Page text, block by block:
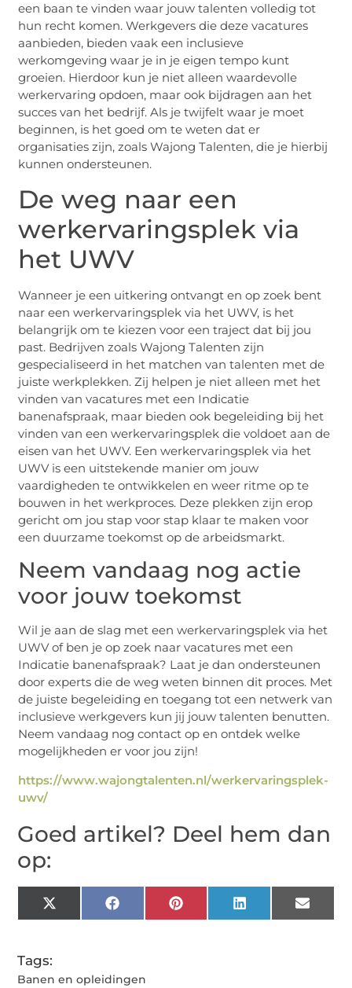
een baan te vinden waar jouw talenten volledig tot
hun recht komen. Werkgevers die deze vacatures
aanbieden, bieden vaak een inclusieve
werkomgeving waar je in je eigen tempo kunt
groeien. Hierdoor kun je niet alleen waardevolle
werkervaring opdoen, maar ook bijdragen aan het
succes van het bedrijf. Als je twijfelt waar je moet
beginnen, is het goed om te weten dat er
organisaties zijn, zoals Wajong Talenten, die je hierbij
kunnen ondersteunen.
De weg naar een
werkervaringsplek via
het UWV
Wanneer je een uitkering ontvangt en op zoek bent
naar een werkervaringsplek via het UWV, is het
belangrijk om te kiezen voor een traject dat bij jou
past. Bedrijven zoals Wajong Talenten zijn
gespecialiseerd in het matchen van talenten met de
juiste werkplekken. Zij helpen je niet alleen met het
vinden van vacatures met een Indicatie
banenafspraak, maar bieden ook begeleiding bij het
vinden van een werkervaringsplek die voldoet aan de
eisen van het UWV. Een werkervaringsplek via het
UWV is een uitstekende manier om jouw
vaardigheden te ontwikkelen en weer ritme op te
bouwen in het werkproces. Deze plekken zijn erop
gericht om jou stap voor stap klaar te maken voor
een duurzame toekomst op de arbeidsmarkt.
Neem vandaag nog actie
voor jouw toekomst
Wil je aan de slag met een werkervaringsplek via het
UWV of ben je op zoek naar vacatures met een
Indicatie banenafspraak? Laat je dan ondersteunen
door experts die de weg weten binnen dit proces. Met
de juiste begeleiding en toegang tot een netwerk van
inclusieve werkgevers kun jij jouw talenten benutten.
Neem vandaag nog contact op en ontdek welke
mogelijkheden er voor jou zijn!
https://www.wajongtalenten.nl/werkervaringsplek-
uwv/
Goed artikel? Deel hem dan
op:
X
(Twitter)
FacebookPinterestLinkedIn Email
Tags:
Banen en opleidingen